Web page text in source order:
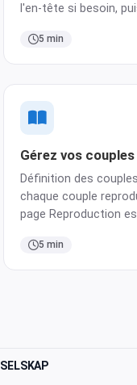
l'en-tête si besoin,
la fois Vous pouvez
5 min
Gérez vos
Définition des
chaque couple
page Reproduction
Choisissez le mâle,
5 min
SELSKAP